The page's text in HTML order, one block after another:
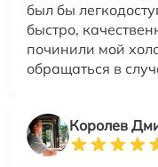
был бы
быстро,
починили мой
обращаться в
Королев